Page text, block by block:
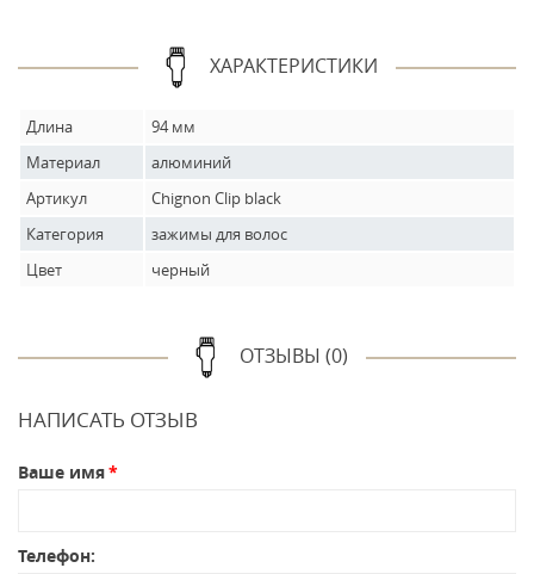
ХАРАКТЕРИСТИКИ
Длина
94 мм
Материал
алюминий
Артикул
Chignon Clip black
Категория
зажимы для волос
Цвет
черный
ОТЗЫВЫ (0)
НАПИСАТЬ ОТЗЫВ
Ваше имя
Телефон: